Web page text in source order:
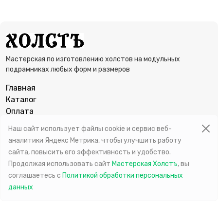
Мастерская по изготовлению холстов на модульных
подрамниках любых форм и размеров
Главная
Каталог
Оплата
©2026 Все права защищены,
Наш сайт использует файлы cookie и сервис веб-
аналитики Яндекс Метрика, чтобы улучшить работу
сайта, повысить его эффективность и удобство.
Продолжая использовать сайт Мастерская Холстъ, вы
соглашаетесь c Политикой обработки персональных
данных